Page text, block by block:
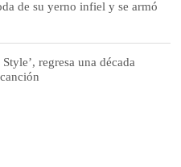
de su yerno infiel y se armó
regresa una década